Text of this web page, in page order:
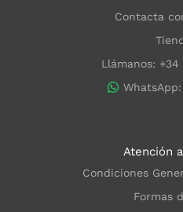
Contacta
Llámanos:
Atención
Condiciones
Formas